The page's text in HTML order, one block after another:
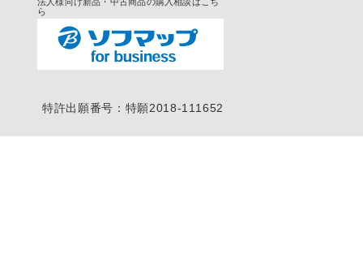
ら
特許出願番号：特願2018-111652